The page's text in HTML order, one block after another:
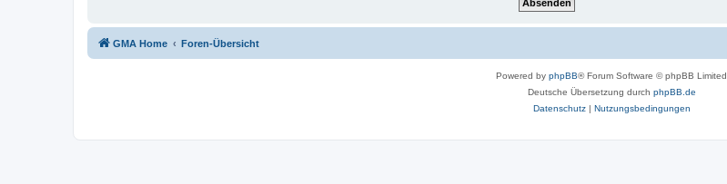
GMA Home Foren-Übersicht
Powered by phpBB® Forum Software © phpBB Limited
Deutsche Übersetzung durch phpBB.de
Datenschutz| Nutzungsbedingungen